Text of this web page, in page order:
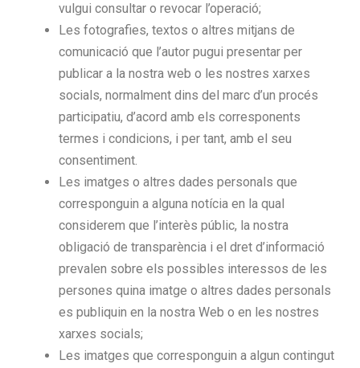
vulgui consultar o revocar l’operació;
Les fotografies, textos o altres mitjans de
comunicació que l’autor pugui presentar per
publicar a la nostra web o les nostres xarxes
socials, normalment dins del marc d’un procés
participatiu, d’acord amb els corresponents
termes i condicions, i per tant, amb el seu
consentiment.
Les imatges o altres dades personals que
corresponguin a alguna notícia en la qual
considerem que l’interès públic, la nostra
obligació de transparència i el dret d’informació
prevalen sobre els possibles interessos de les
persones quina imatge o altres dades personals
es publiquin en la nostra Web o en les nostres
xarxes socials;
Les imatges que corresponguin a algun contingut